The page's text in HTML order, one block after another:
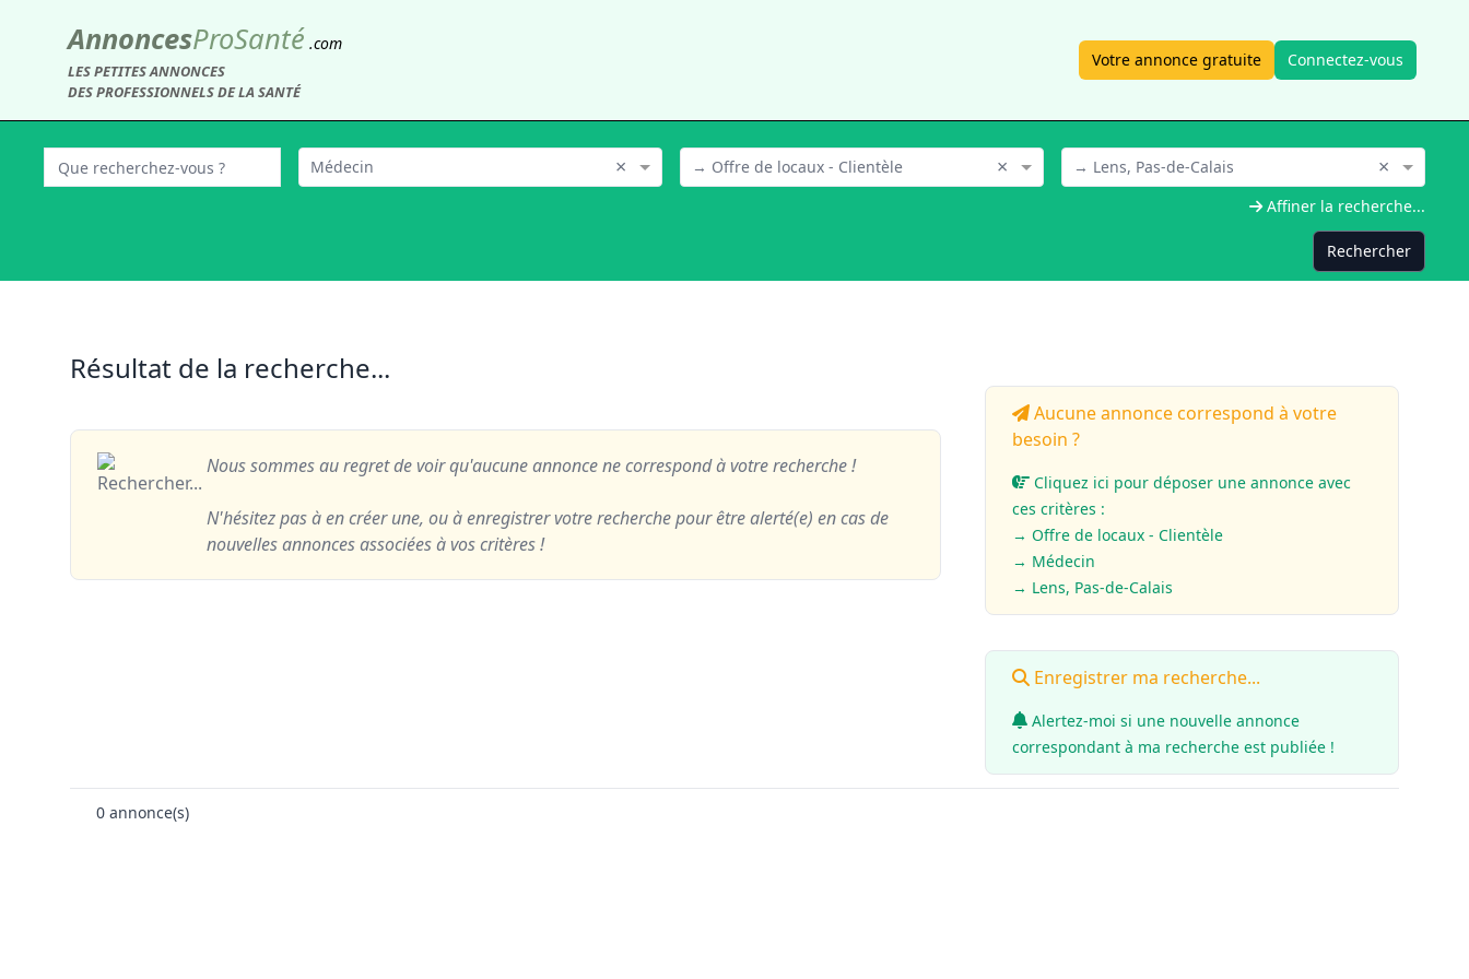
AnnoncesProSanté .com
LES PETITES ANNONCES
DES PROFESSIONNELS DE LA SANTÉ
Votre annonce gratuite Connectez-vous
Médecin × → Offre de locaux - Clientèle × → Lens, Pas-de-Calais ×
Affiner la recherche...
Rechercher
Résultat de la recherche...
Nous sommes au regret de voir qu'aucune annonce ne correspond à votre recherche !
N'hésitez pas à en créer une, ou à enregistrer votre recherche pour être alerté(e) en cas de
nouvelles annonces associées à vos critères !
Aucune annonce correspond à votre
besoin ?
Cliquez ici pour déposer une annonce avec
ces critères :
→ Offre de locaux - Clientèle
→ Médecin
→ Lens, Pas-de-Calais
Enregistrer ma recherche...
Alertez-moi si une nouvelle annonce
correspondant à ma recherche est publiée !
0 annonce(s)